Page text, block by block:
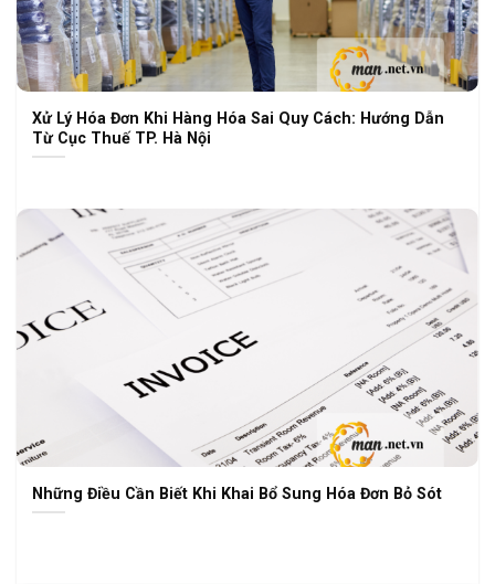
Xử Lý Hóa Đơn Khi Hàng Hóa Sai Quy Cách: Hướng Dẫn
Từ Cục Thuế TP. Hà Nội
Những Điều Cần Biết Khi Khai Bổ Sung Hóa Đơn Bỏ Sót